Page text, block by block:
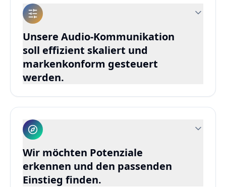
Brand, Sales und Service.
Applied AI
Unsere Audio-Kommunikation
soll effizient skaliert und
markenkonform gesteuert
werden.
Audio & Voice Management steuert Prozesse,
sichert Qualität und ermöglicht skalierbare
Umsetzung über den gesamten Lifecycle.
Audio & Voice Management
Wir möchten Potenziale
erkennen und den passenden
Einstieg finden.